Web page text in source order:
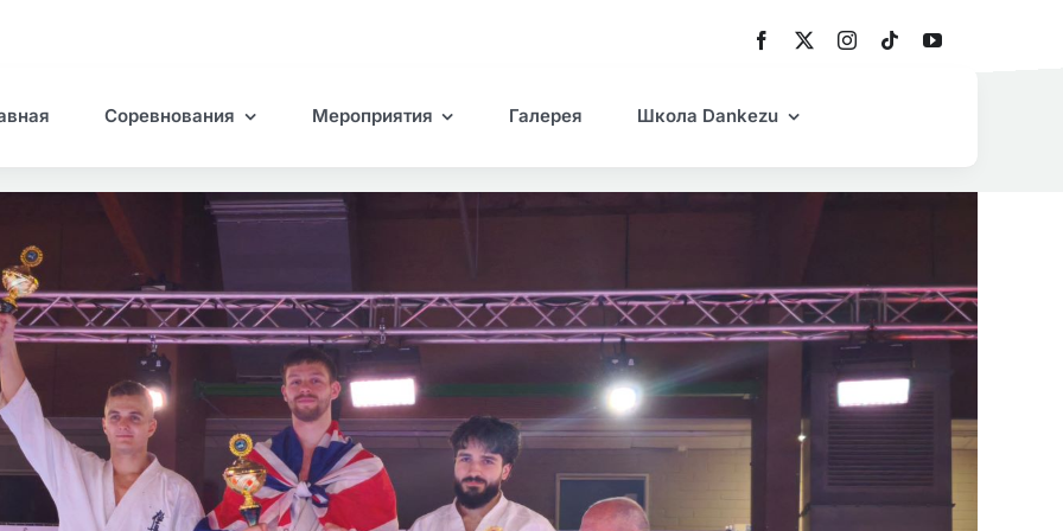
Соревнования Мероприятия Галерея Школа Dankezu